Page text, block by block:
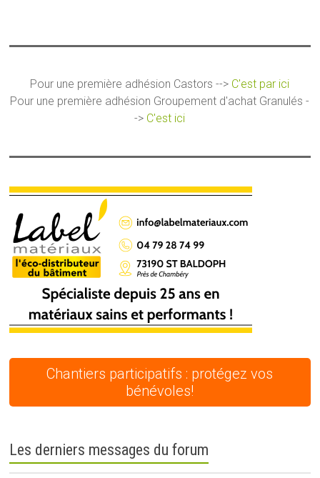
Pour une première adhésion Castors --> C'est par ici
Pour une première adhésion Groupement d'achat Granulés -
-> C'est ici
Chantiers participatifs : protégez vos
bénévoles!
Les derniers messages du forum